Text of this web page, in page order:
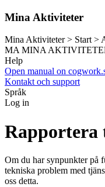
Mina Aktiviteter
Mina Aktiviteter > Start >
MA MINA
Help
Open manual on
Kontakt och support
Språk
Log in
Rapportera
Om du har synpunkter på
tekniska problem med
oss detta.